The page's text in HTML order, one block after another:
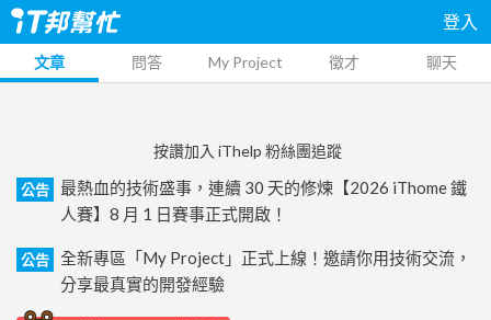
登入
文章 問答 My Project 徵才 聊天
按讚加入 iThelp 粉絲團追蹤
公告
最熱血的技術盛事，連續 30 天的修煉【2026 iThome 鐵
人賽】8 月 1 日賽事正式開啟！
公告
全新專區「My Project」正式上線！邀請你用技術交流，
分享最真實的開發經驗